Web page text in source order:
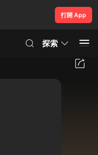
打開 App
探索